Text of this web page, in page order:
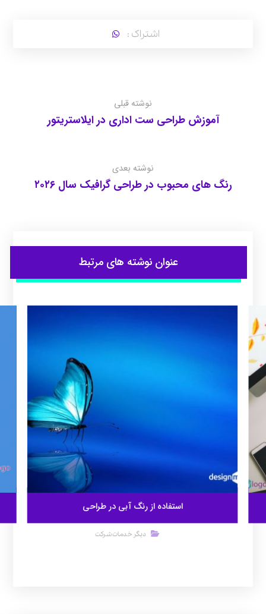
نوشته قبلی
آموزش طراحی ست اداری در ایلاستریتور
نوشته بعدی
رنگ‌ های محبوب در طراحی گرافیک سال ۲۰۲۶
عنوان ‫نوشته های مرتبط
استفاده از رنگ آبی در طراحی
دیگر خدمات شرکت